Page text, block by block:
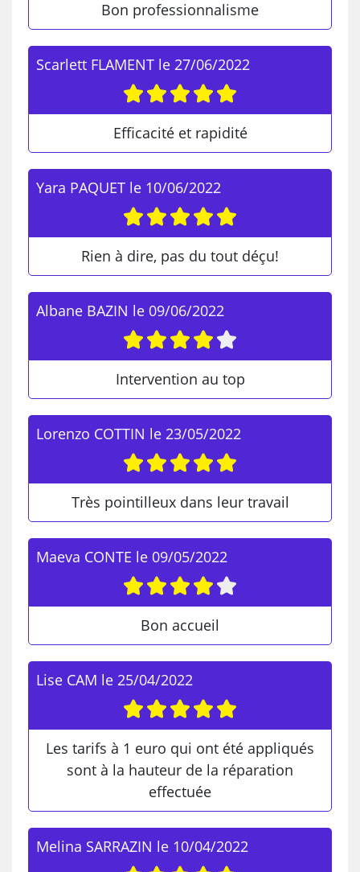
Bon professionnalisme
Scarlett FLAMENT le 27/06/2022
Efficacité et rapidité
Yara PAQUET le 10/06/2022
Rien à dire, pas du tout déçu!
Albane BAZIN le 09/06/2022
Intervention au top
Lorenzo COTTIN le 23/05/2022
Très pointilleux dans leur travail
Maeva CONTE le 09/05/2022
Bon accueil
Lise CAM le 25/04/2022
Les tarifs à 1 euro qui ont été appliqués
sont à la hauteur de la réparation
effectuée
Melina SARRAZIN le 10/04/2022